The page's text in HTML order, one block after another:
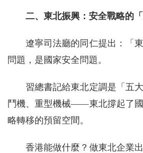
二、東北振興：安全戰略的
遼寧司法廳的同仁提出：「
問題，是國家安全問題。
習總書記給東北定調是「五
鬥機、重型機械——東北撐起了
略轉移的預留空間。
香港能做什麼？做東北企業